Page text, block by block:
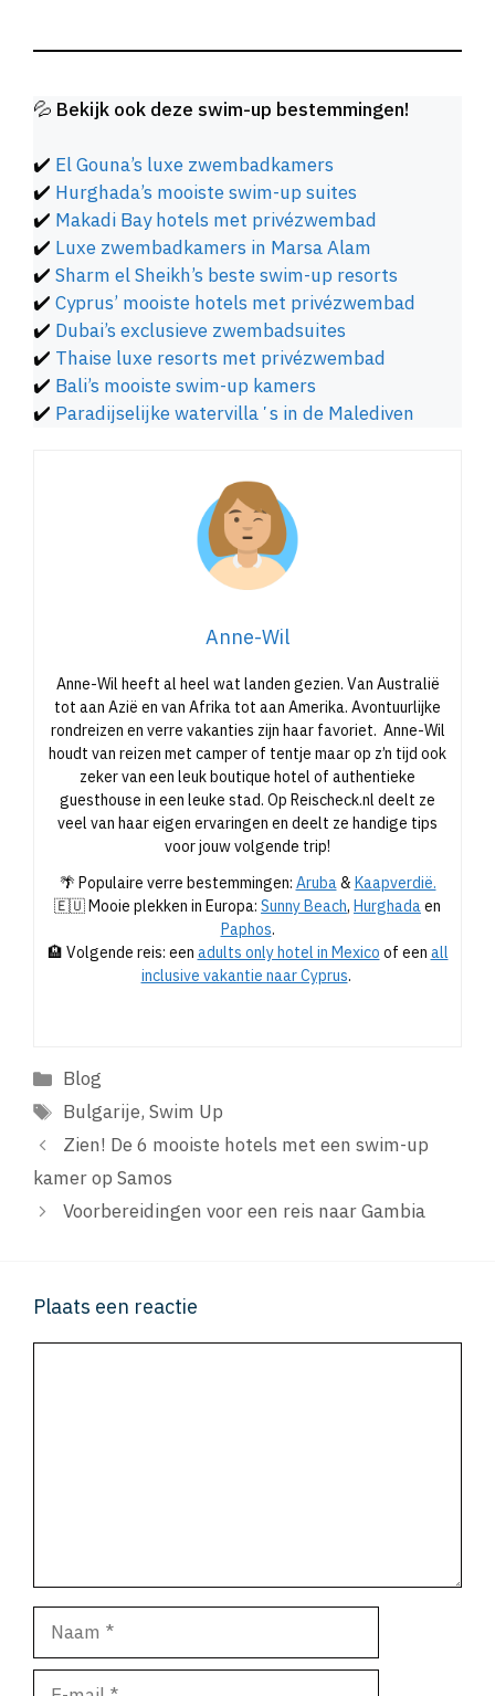
💦 Bekijk ook deze swim-up bestemmingen!
✔️ El Gouna’s luxe zwembadkamers
✔️ Hurghada’s mooiste swim-up suites
✔️ Makadi Bay hotels met privézwembad
✔️ Luxe zwembadkamers in Marsa Alam
✔️ Sharm el Sheikh’s beste swim-up resorts
✔️ Cyprus’ mooiste hotels met privézwembad
✔️ Dubai’s exclusieve zwembadsuites
✔️ Thaise luxe resorts met privézwembad
✔️ Bali’s mooiste swim-up kamers
✔️ Paradijselijke watervillaʼs in de Malediven
Anne-Wil
Anne-Wil heeft al heel wat landen gezien. Van Australië
tot aan Azië en van Afrika tot aan Amerika. Avontuurlijke
rondreizen en verre vakanties zijn haar favoriet. Anne-Wil
houdt van reizen met camper of tentje maar op z’n tijd ook
zeker van een leuk boutique hotel of authentieke
guesthouse in een leuke stad. Op Reischeck.nl deelt ze
veel van haar eigen ervaringen en deelt ze handige tips
voor jouw volgende trip!
🌴 Populaire verre bestemmingen: Aruba& Kaapverdië.
🇪🇺 Mooie plekken in Europa: Sunny Beach, Hurghadaen
Paphos.
🏨 Volgende reis: een adults only hotel in Mexico of een all
inclusive vakantie naar Cyprus.
Categorieën
Blog
Tags
Bulgarije,Swim Up
Zien! De 6 mooiste hotels met een swim-up
kamer op Samos
Voorbereidingen voor een reis naar Gambia
Plaats een reactie
Naam